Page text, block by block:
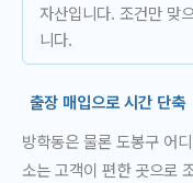
자산입니다. 조건만 맞
니다.
출장 매입으로 시간 단축
방학동은 물론 도봉구 어
소는 고객이 편한 곳으로